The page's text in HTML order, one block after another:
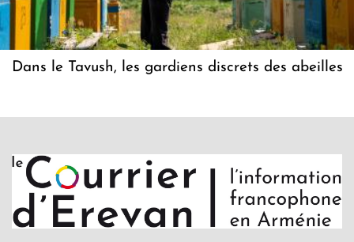
Dans le Tavush, les gardiens discrets des abeilles